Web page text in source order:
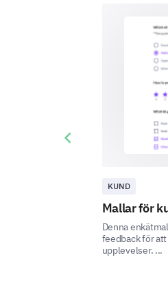
KUND
Mallar för
Denna
feedback för
upplevelser. ...
Previous slide